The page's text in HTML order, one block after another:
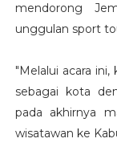
mendorong
unggulan sport
​"Melalui acara
sebagai kota
pada akhirnya
wisatawan ke